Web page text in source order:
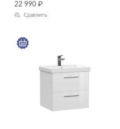
22 990 ₽
Сравнить